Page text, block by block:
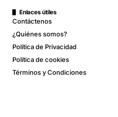
Enlaces útiles
Contáctenos
¿Quiénes somos?
Política de Privacidad
Política de cookies
Términos y Condiciones